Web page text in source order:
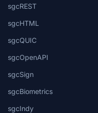
sgcREST
sgcHTML
sgcQUIC
sgcOpenAPI
sgcSign
sgcBiometrics
sgcIndy